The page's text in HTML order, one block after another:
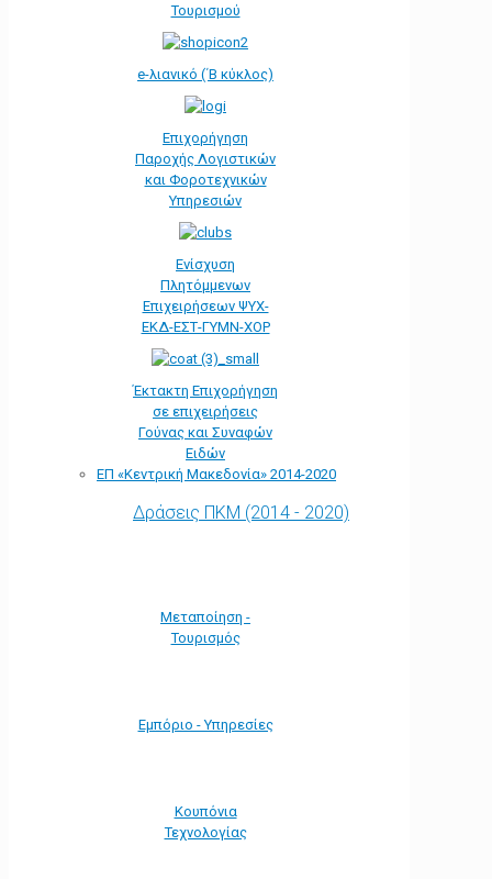
Τουρισμού
e-λιανικό (΄Β κύκλος)
Επιχορήγηση
Παροχής Λογιστικών
και Φοροτεχνικών
Υπηρεσιών
Ενίσχυση
Πλητόμμενων
Επιχειρήσεων ΨΥΧ-
ΕΚΔ-ΕΣΤ-ΓΥΜΝ-ΧΟΡ
Έκτακτη Επιχορήγηση
σε επιχειρήσεις
Γούνας και Συναφών
Ειδών
ΕΠ «Kεντρική Μακεδονία» 2014-2020
Δράσεις ΠΚΜ (2014 - 2020)
Μεταποίηση -
Τουρισμός
Εμπόριο - Υπηρεσίες
Κουπόνια
Τεχνολογίας